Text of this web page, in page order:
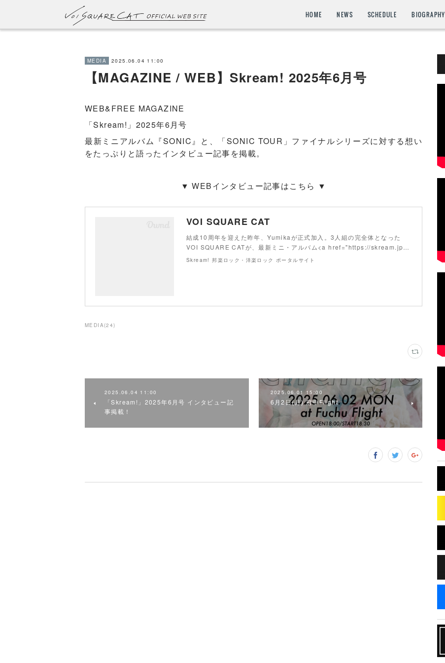
HOME NEWS SCHEDULE BIOGRAPHY
MEDIA 2025.06.04 11:00
【MAGAZINE / WEB】Skream! 2025年6月号
WEB&FREE MAGAZINE
「Skream!」2025年6月号
最新ミニアルバム『SONIC』と、「SONIC TOUR」ファイナルシリーズに対する想い
をたっぷりと語ったインタビュー記事を掲載。
▼ WEBインタビュー記事はこちら ▼
VOI SQUARE CAT
結成10周年を迎えた昨年、Yumikaが正式加入。3人組の完全体となった
VOI SQUARE CATが、最新ミニ・アルバム<a href="https://skream.jp…
Skream! 邦楽ロック・洋楽ロック ポータルサイト
MEDIA(24)
2025.06.04 11:00
「Skream!」2025年6月号 インタビュー記
事掲載！
2025.06.01 15:00
6月2日(月) 府中Flight